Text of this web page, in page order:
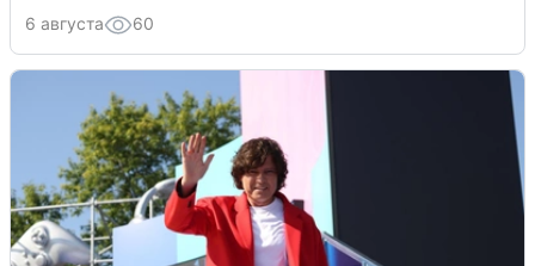
6 августа 60